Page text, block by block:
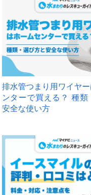
排水管つまり用ワイヤ
ンターで買える？ 種類
安全な使い方